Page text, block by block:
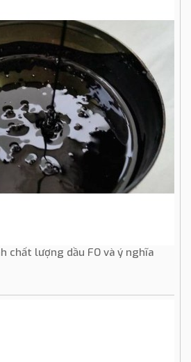
chất lượng dầu FO và ý nghĩa